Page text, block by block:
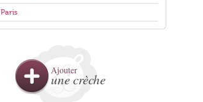
Paris
Ajouter
une crèche